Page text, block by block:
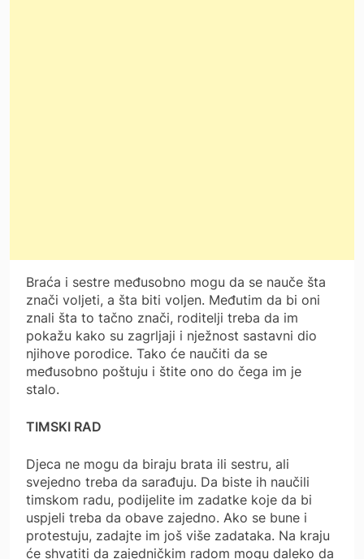
Braća i sestre međusobno mogu da se nauče šta
znači voljeti, a šta biti voljen. Međutim da bi oni
znali šta to tačno znači, roditelji treba da im
pokažu kako su zagrljaji i nježnost sastavni dio
njihove porodice. Tako će naučiti da se
međusobno poštuju i štite ono do čega im je
stalo.
TIMSKI RAD
Djeca ne mogu da biraju brata ili sestru, ali
svejedno treba da sarađuju. Da biste ih naučili
timskom radu, podijelite im zadatke koje da bi
uspjeli treba da obave zajedno. Ako se bune i
protestuju, zadajte im još više zadataka. Na kraju
će shvatiti da zajedničkim radom mogu daleko da